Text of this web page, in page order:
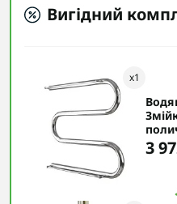
Вигідний
x1
3